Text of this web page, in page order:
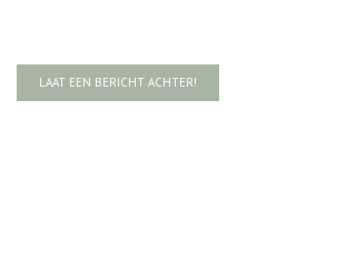
LAAT EEN BERICHT ACHTER!